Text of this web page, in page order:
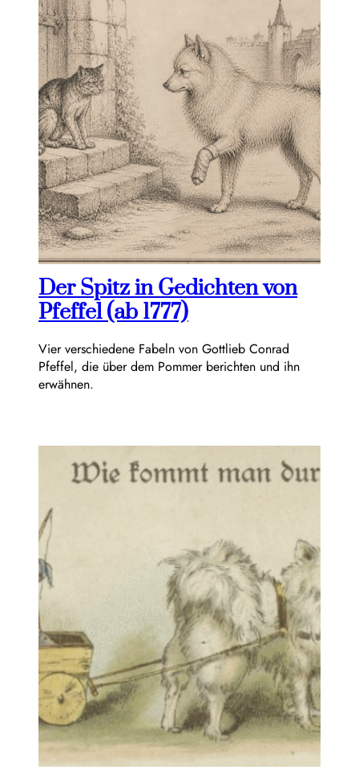
Der Spitz in Gedichten von
Pfeffel (ab 1777)
Vier verschiedene Fabeln von Gottlieb Conrad
Pfeffel, die über dem Pommer berichten und ihn
erwähnen.